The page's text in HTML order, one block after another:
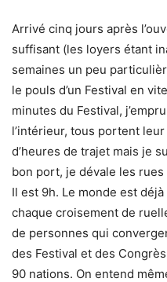
Arrivé cinq jours après
suffisant (les loyers étant
semaines un peu
le pouls d’un Festival en
minutes du Festival,
l’intérieur, tous portent
d’heures de trajet mais je
bon port, je dévale les rues
Il est 9h. Le monde est
chaque croisement de
de personnes qui
des Festival et des
90 nations. On entend